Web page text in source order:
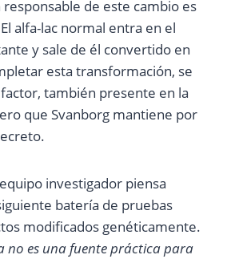
responsable de este cambio es
alfa-lac normal entra en el
y sale de él convertido en
esta transformación, se
también presente en la
que Svanborg mantiene por
investigador piensa
batería de pruebas
modificados genéticamente.
no es una fuente práctica para